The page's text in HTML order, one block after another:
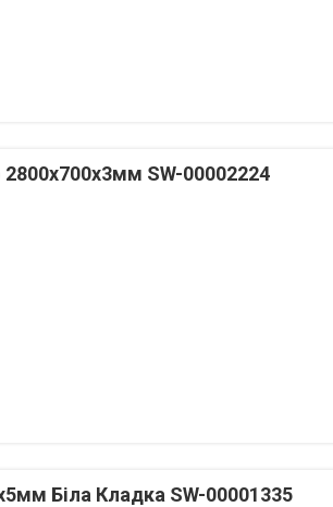
SW-00002224
Біла Кладка SW-00001335